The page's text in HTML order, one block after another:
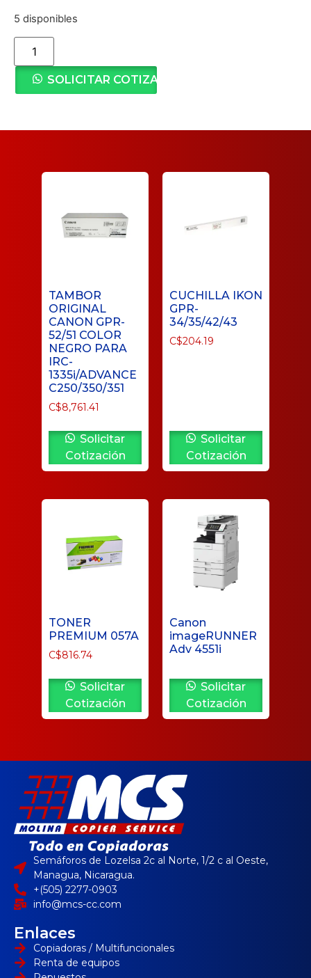
5 disponibles
SOLICITAR COTIZACIÓN
TAMBOR
ORIGINAL
CANON GPR-
52/51 COLOR
NEGRO PARA
IRC-
1335i/ADVANCE
C250/350/351
C$8,761.41
Solicitar
Cotización
CUCHILLA IKON
GPR-
34/35/42/43
C$204.19
Solicitar
Cotización
TONER
PREMIUM 057A
C$816.74
Solicitar
Cotización
Canon
imageRUNNER
Adv 4551i
Solicitar
Cotización
Semáforos de Lozelsa 2c al Norte, 1/2 c al Oeste,
Managua, Nicaragua.
+(505) 2277-0903
info@mcs-cc.com
Enlaces
Copiadoras / Multifuncionales
Renta de equipos